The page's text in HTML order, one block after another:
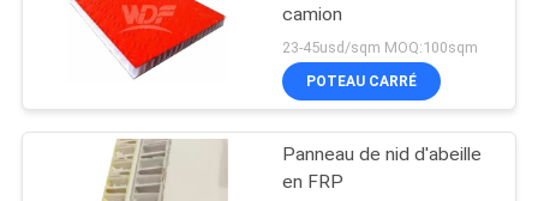
camion
23-45usd/sqm MOQ:100sqm
POTEAU CARRÉ
Panneau de nid d'abeille
en FRP